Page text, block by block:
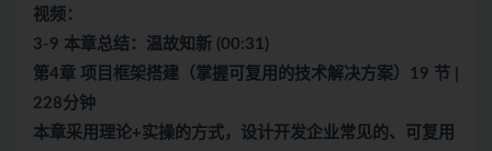
视频：
3-9 本章总结：温故知新 (00:31)
第4章 项目框架搭建（掌握可复用的技术解决方案）19 节 |
228分钟
本章采用理论+实操的方式，设计开发企业常见的、可复用